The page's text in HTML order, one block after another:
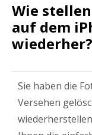
Wie
auf dem
wiederher?
Sie haben die
Versehen